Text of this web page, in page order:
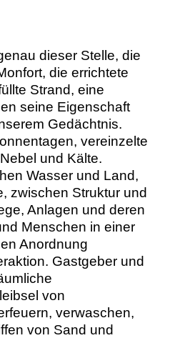
dieser Stelle, die
die errichtete
Strand, eine
seine Eigenschaft
Gedächtnis.
vereinzelte
und Kälte.
Wasser und Land,
zwischen Struktur und
Anlagen und deren
Menschen in einer
Anordnung
Gastgeber und
von
verwaschen,
von Sand und